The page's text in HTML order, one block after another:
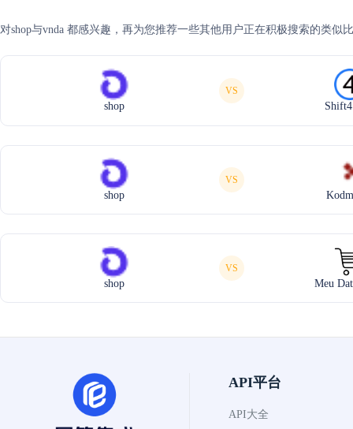
对shop与vnda 都感兴趣，再为您推荐一些其他用户正在积极搜索的类似
shop
VS
shop
VS
shop
VS
Meu
API平台
API大全